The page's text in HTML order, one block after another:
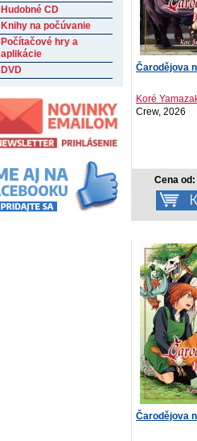
Čarodějova
Koré
Crew, 2026
Cena od:
Čarodějova
Hudobné CD
Knihy na počúvanie
Počítačové hry a
aplikácie
DVD